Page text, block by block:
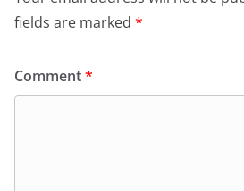
fields are marked *
Comment*